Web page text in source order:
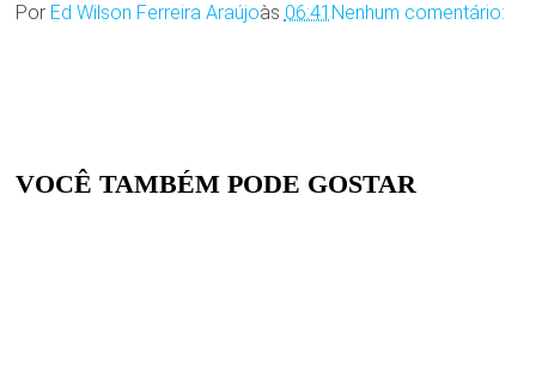
Por Ed Wilson Ferreira Araújoàs 06:41 Nenhum comentário:
VOCÊ TAMBÉM PODE GOSTAR